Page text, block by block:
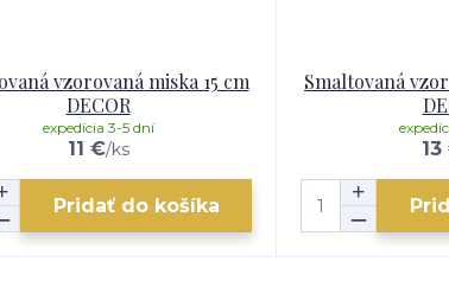
vzorovaná miska 15 cm
DECOR
11 €/ks
expedícia 3-5 dní
Pridať do košíka
Smaltovaná